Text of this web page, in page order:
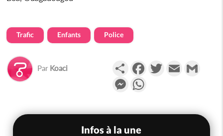
Trafic Enfants Police
Par Koaci PartagerFacebookTwitterEmail
Messenger
Infos à la une